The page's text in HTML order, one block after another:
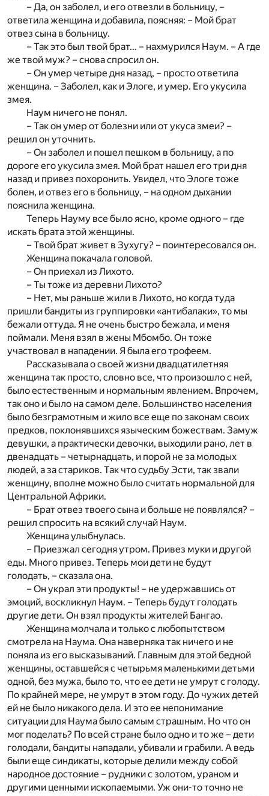
– Да, он заболел, и его отвезли в больницу, –
ответила женщина и добавила, поясняя: – Мой брат
отвез сына в больницу.
– Так это был твой брат… – нахмурился Наум. – А где
же твой муж? – снова спросил он.
– Он умер четыре дня назад, – просто ответила
женщина. – Заболел, как и Элоге, и умер. Его укусила
змея.
Наум ничего не понял.
– Так он умер от болезни или от укуса змеи? –
решил он уточнить.
– Он заболел и пошел пешком в больницу, а по
дороге его укусила змея. Мой брат нашел его три дня
назад и привез похоронить. Увидел, что Элоге тоже
болен, и отвез его в больницу, – на одном дыхании
пояснила женщина.
Теперь Науму все было ясно, кроме одного – где
искать брата этой женщины.
– Твой брат живет в Зухугу? – поинтересовался он.
Женщина покачала головой.
– Он приехал из Лихото.
– Ты тоже из деревни Лихото?
– Нет, мы раньше жили в Лихото, но когда туда
пришли бандиты из группировки «антибалаки», то мы
бежали оттуда. Я не очень быстро бежала, и меня
поймали. Меня взял в жены Мбомбо. Он тоже
участвовал в нападении. Я была его трофеем.
Рассказывала о своей жизни двадцатилетняя
женщина так просто, словно все, что произошло с ней,
было естественным и нормальным явлением. Впрочем,
так оно и было на самом деле. Большинство населения
было безграмотным и жило все еще по законам своих
предков, поклонявшихся языческим божествам. Замуж
девушки, а практически девочки, выходили рано, лет в
двенадцать – четырнадцать, и порой не за молодых
людей, а за стариков. Так что судьбу Эсти, так звали
женщину, вполне можно было считать нормальной для
Центральной Африки.
– Брат отвез твоего сына и больше не появлялся? –
решил спросить на всякий случай Наум.
Женщина улыбнулась.
– Приезжал сегодня утром. Привез муки и другой
еды. Много привез. Теперь мои дети не будут
голодать, – сказала она.
– Он украл эти продукты! – не удержавшись от
эмоций, воскликнул Наум. – Теперь будут голодать
другие дети. Он взял продукты жителей Бангао.
Женщина молчала и только с любопытством
смотрела на Наума. Она наверняка так ничего и не
поняла из его высказываний. Главным для этой бедной
женщины, оставшейся с четырьмя маленькими детьми
одной, без мужа, было то, что ее дети не умрут с голоду.
По крайней мере, не умрут в этом году. До чужих детей
ей не было никакого дела. И это ее непонимание
ситуации для Наума было самым страшным. Но что он
мог поделать? По всей стране было одно и то же – дети
голодали, бандиты нападали, убивали и грабили. А ведь
были еще синдикаты, которые делили между собой
народное достояние – рудники с золотом, ураном и
другими ценными ископаемыми. Уж они-то точно не